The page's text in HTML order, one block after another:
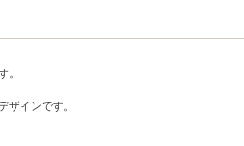
。
ザインです。